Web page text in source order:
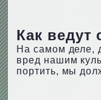
Как ведут
На самом деле,
вред нашим
портить, мы